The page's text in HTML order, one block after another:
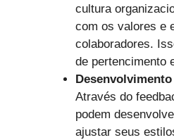
cultura
com os valores e
colaboradores.
de pertencimento
Através do
podem
ajustar seus